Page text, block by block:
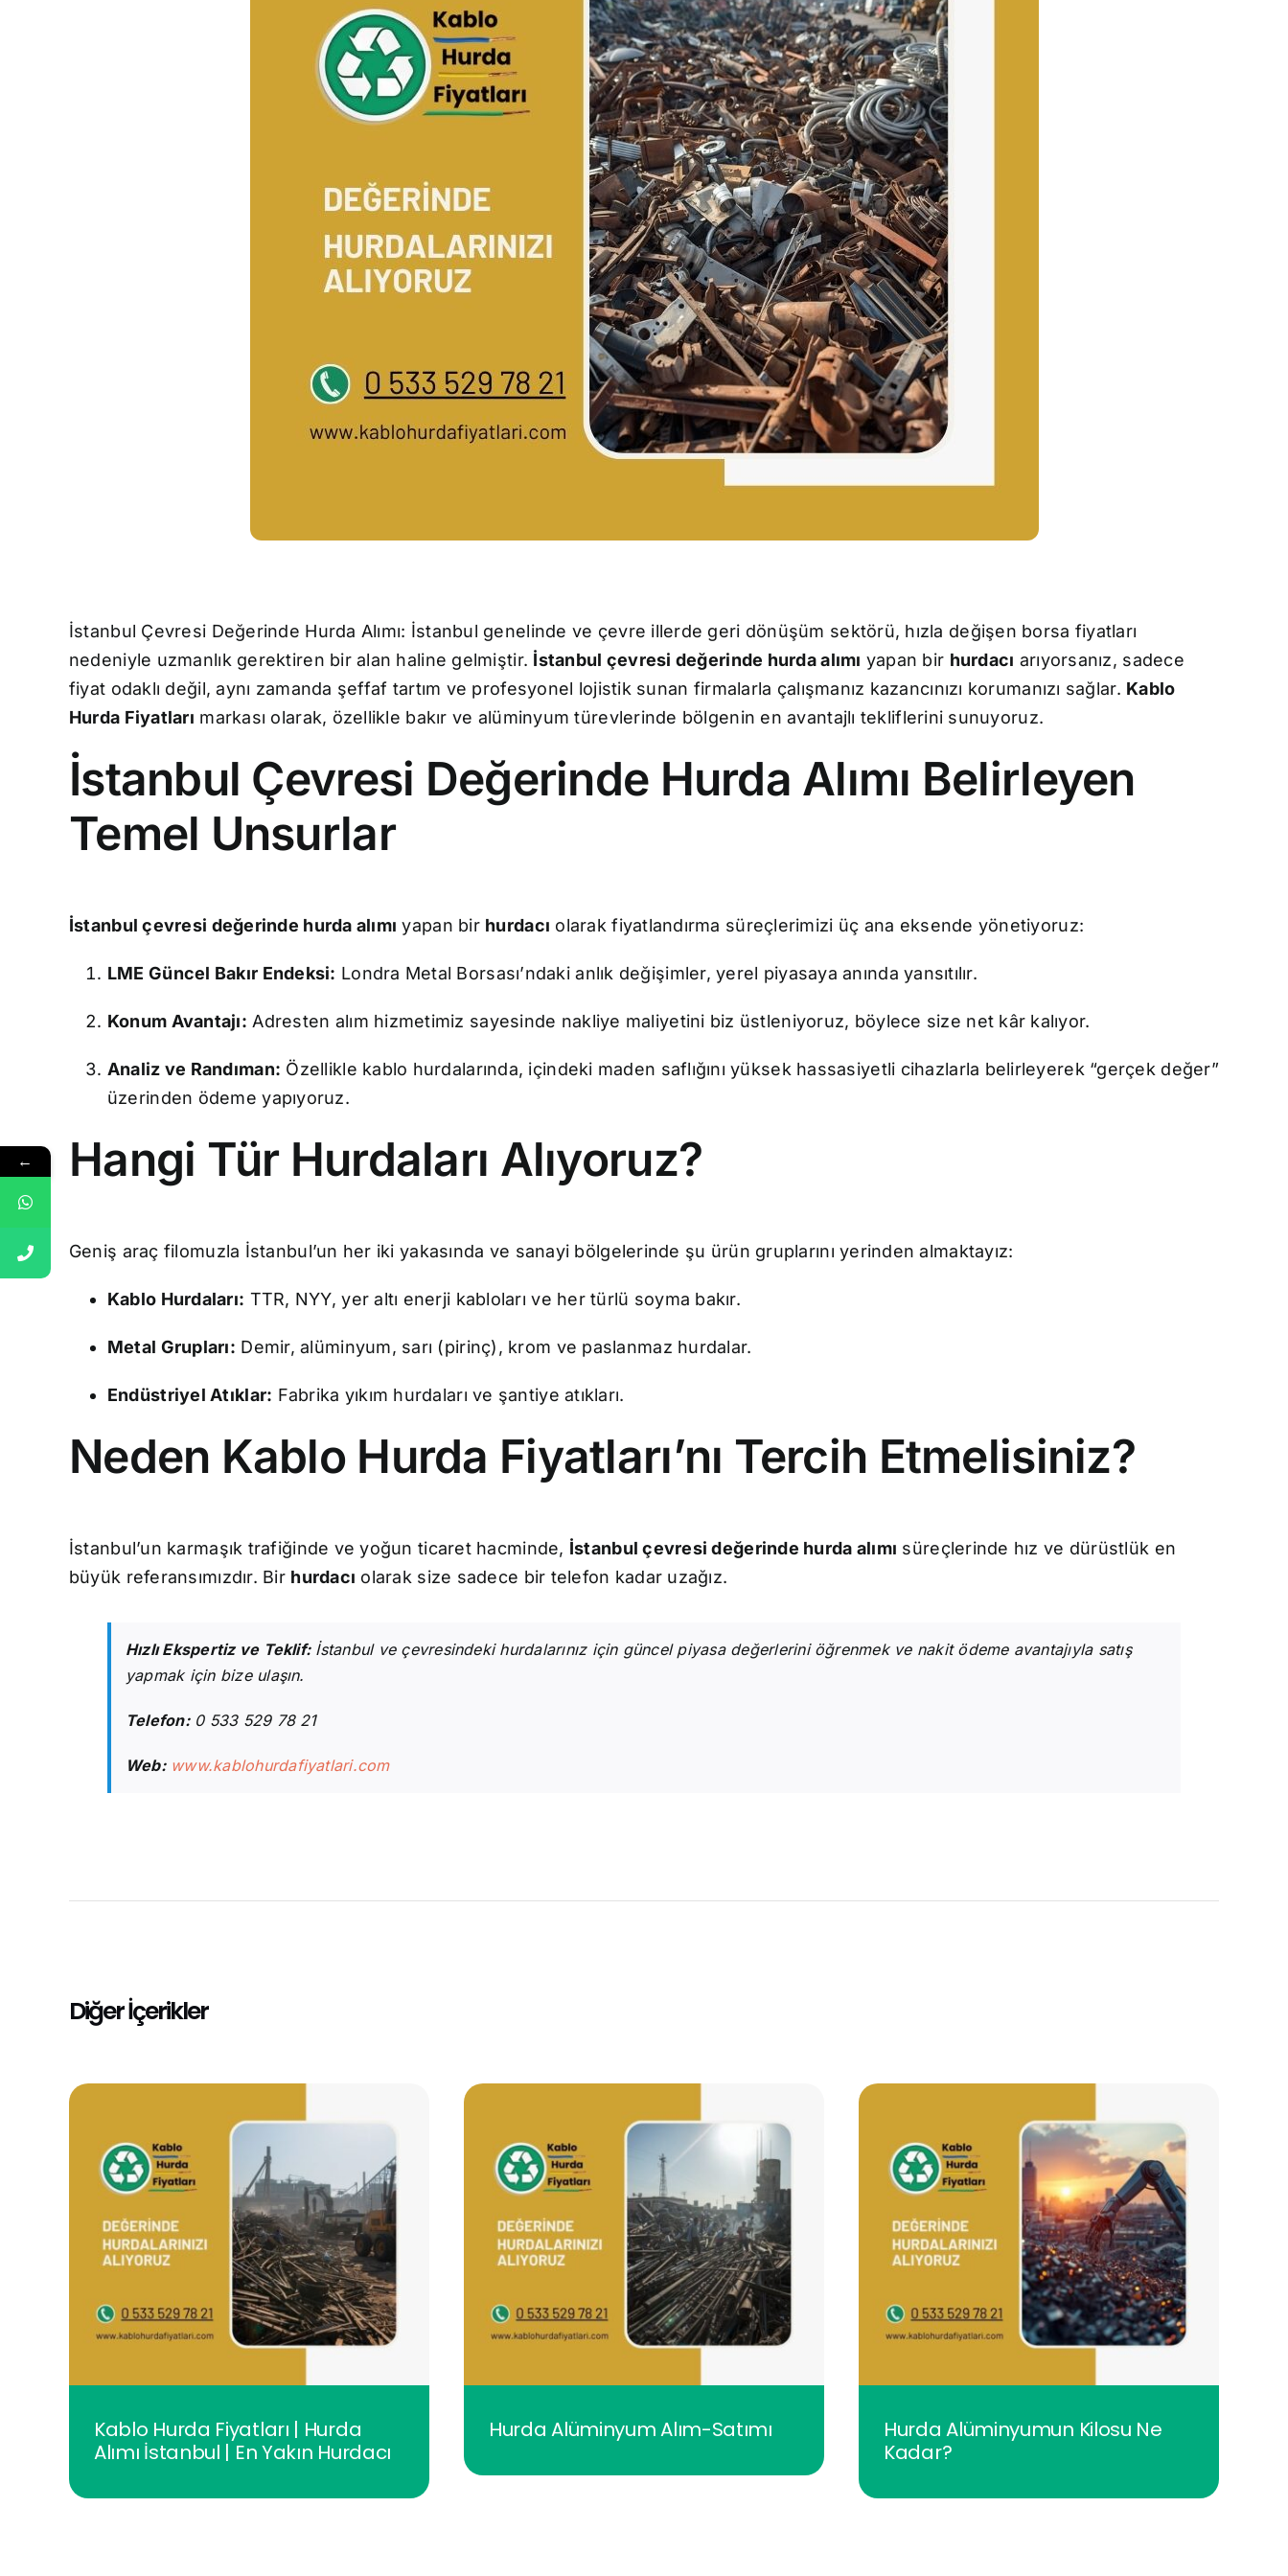
İstanbul Çevresi Değerinde Hurda Alımı: İstanbul genelinde ve çevre illerde geri dönüşüm sektörü, hızla değişen borsa fiyatları
nedeniyle uzmanlık gerektiren bir alan haline gelmiştir. İstanbul çevresi değerinde hurda alımı yapan bir hurdacı arıyorsanız, sadece
fiyat odaklı değil, aynı zamanda şeffaf tartım ve profesyonel lojistik sunan firmalarla çalışmanız kazancınızı korumanızı sağlar. Kablo
Hurda Fiyatları markası olarak, özellikle bakır ve alüminyum türevlerinde bölgenin en avantajlı tekliflerini sunuyoruz.
İstanbul Çevresi Değerinde Hurda Alımı Belirleyen
Temel Unsurlar
İstanbul çevresi değerinde hurda alımı yapan bir hurdacı olarak fiyatlandırma süreçlerimizi üç ana eksende yönetiyoruz:
LME Güncel Bakır Endeksi: Londra Metal Borsası’ndaki anlık değişimler, yerel piyasaya anında yansıtılır.
Konum Avantajı: Adresten alım hizmetimiz sayesinde nakliye maliyetini biz üstleniyoruz, böylece size net kâr kalıyor.
Analiz ve Randıman: Özellikle kablo hurdalarında, içindeki maden saflığını yüksek hassasiyetli cihazlarla belirleyerek “gerçek değer”
üzerinden ödeme yapıyoruz.
Hangi Tür Hurdaları Alıyoruz?
Geniş araç filomuzla İstanbul’un her iki yakasında ve sanayi bölgelerinde şu ürün gruplarını yerinden almaktayız:
Kablo Hurdaları: TTR, NYY, yer altı enerji kabloları ve her türlü soyma bakır.
Metal Grupları: Demir, alüminyum, sarı (pirinç), krom ve paslanmaz hurdalar.
Endüstriyel Atıklar: Fabrika yıkım hurdaları ve şantiye atıkları.
Neden Kablo Hurda Fiyatları’nı Tercih Etmelisiniz?
İstanbul’un karmaşık trafiğinde ve yoğun ticaret hacminde, İstanbul çevresi değerinde hurda alımı süreçlerinde hız ve dürüstlük en
büyük referansımızdır. Bir hurdacı olarak size sadece bir telefon kadar uzağız.
Hızlı Ekspertiz ve Teklif:İstanbul ve çevresindeki hurdalarınız için güncel piyasa değerlerini öğrenmek ve nakit ödeme avantajıyla satış
yapmak için bize ulaşın.
Telefon:0 533 529 78 21
Web: www.kablohurdafiyatlari.com
Diğer İçerikler
Kablo Hurda Fiyatları | Hurda
Alımı İstanbul | En Yakın Hurdacı
Hurda Alüminyum Alım-Satımı
Hurda Alüminyumun Kilosu Ne
Kadar?
←